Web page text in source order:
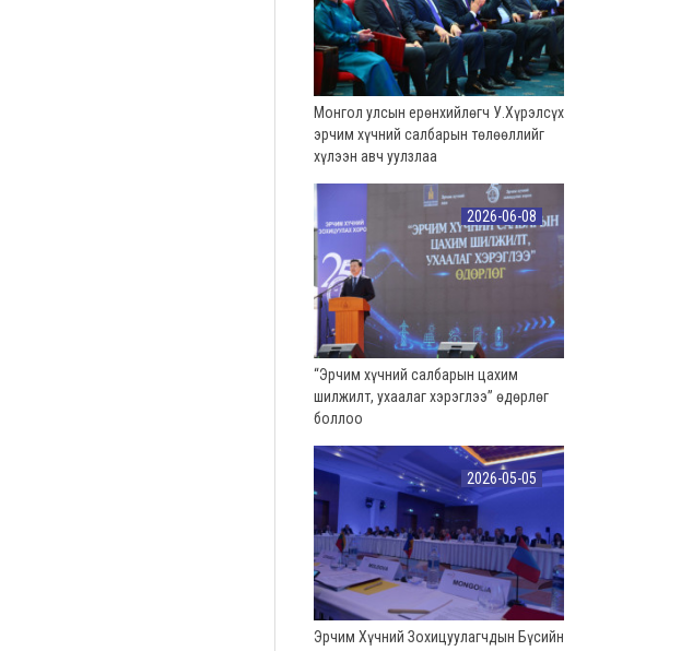
Монгол улсын ерөнхийлөгч У.Хүрэлсүх
эрчим хүчний салбарын төлөөллийг
хүлээн авч уулзлаа
2026-06-08
“Эрчим хүчний салбарын цахим
шилжилт, ухаалаг хэрэглээ” өдөрлөг
боллоо
2026-05-05
Эрчим Хүчний Зохицуулагчдын Бүсийн